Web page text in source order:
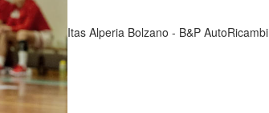
Itas Alperia Bolzano - B&P